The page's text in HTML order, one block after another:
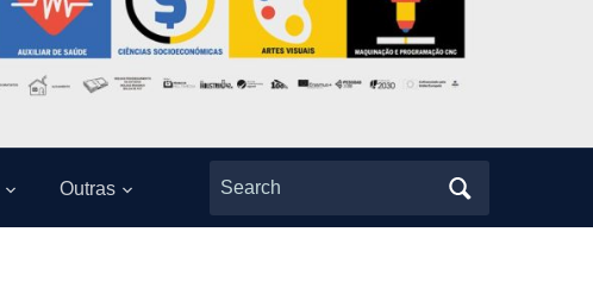
Outras
Search
for: